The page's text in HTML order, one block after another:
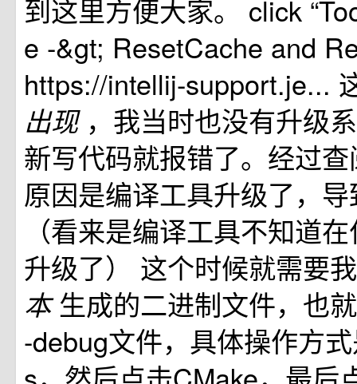
到这里方便大家。 click
e -&gt; ResetCache and
https://intellij-support.je...
出现 ，我当时也没有升级
新写代码就报错了。经过
原因是编译工具升级了，
（看来是编译工具不知道
升级了） 这个时候就需要
本生成的二进制文件，也
-debug文件，具体操作方